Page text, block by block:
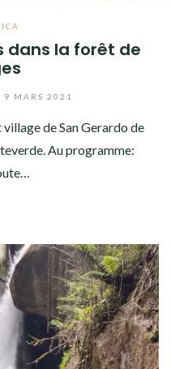
dans la forêt de
9 MARS 2021
de San Gerardo de
Au programme: